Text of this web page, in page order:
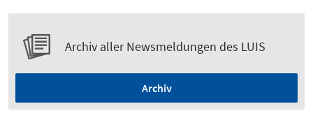
Archiv aller Newsmeldungen des LUIS
Archiv